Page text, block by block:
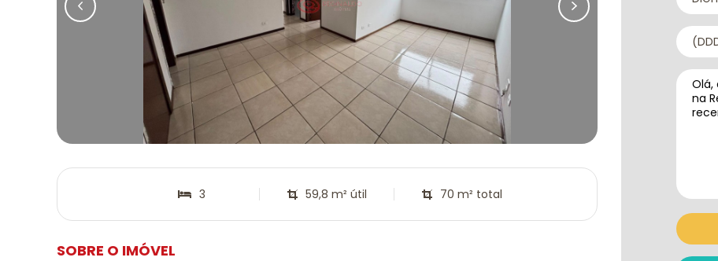
3 59,8 m² útil 70 m² total
SOBRE O IMÓVEL